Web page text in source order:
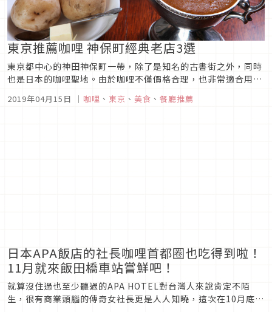
東京推薦咖哩 神保町經典老店3選
東京都中心的神田神保町一帶，除了是知名的古書街之外，同時
也是日本的咖哩聖地。由於咖哩不僅價格合理，也非常適合用湯
是一級激戰區。在這裡精選三家歷經數十年依然屹立不搖的咖哩
2019年04月15日 ｜ 咖哩 、 東京 、 美食 、 餐廳推薦
日本APA飯店的社長咖哩首都圈也吃得到啦！
11月就來飯田橋車站嘗鮮吧！
就算沒住過也至少聽過的APA HOTEL對台灣人來說肯定不陌
生，很有商業頭腦的傳奇女社長更是人人知曉，這次在10月底將